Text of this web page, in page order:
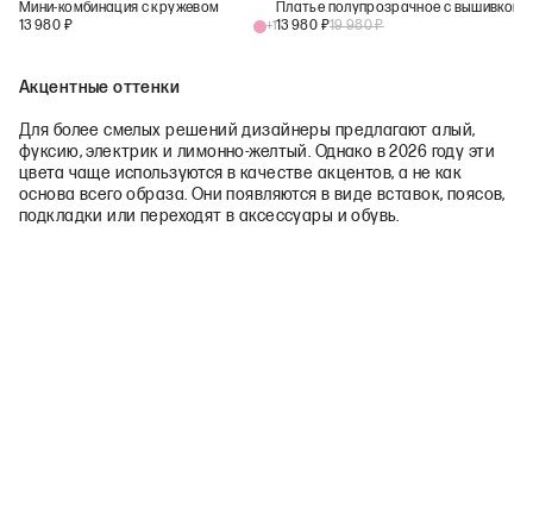
Мини-комбинация с кружевом
13 980 ₽ +1
Платье полупрозрачное с вышивкой
13 980 ₽19 980₽
Акцентные оттенки
Для более смелых решений дизайнеры предлагают алый,
фуксию, электрик и лимонно-желтый. Однако в 2026 году эти
цвета чаще используются в качестве акцентов, а не как
основа всего образа. Они появляются в виде вставок, поясов,
подкладки или переходят в аксессуары и обувь.